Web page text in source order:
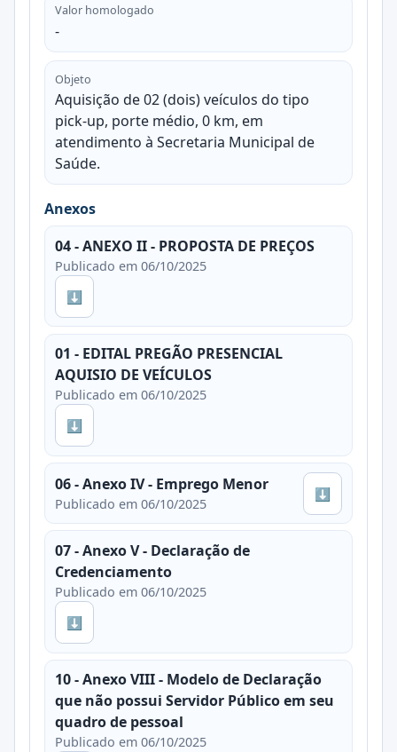
Valor homologado
-
Objeto
Aquisição de 02 (dois) veículos do tipo
pick-up, porte médio, 0 km, em
atendimento à Secretaria Municipal de
Saúde.
Anexos
04 - ANEXO II - PROPOSTA DE PREÇOS
Publicado em 06/10/2025
⬇
01 - EDITAL PREGÃO PRESENCIAL
AQUISIO DE VEÍCULOS
Publicado em 06/10/2025
⬇
06 - Anexo IV - Emprego Menor
Publicado em 06/10/2025
⬇
07 - Anexo V - Declaração de
Credenciamento
Publicado em 06/10/2025
⬇
10 - Anexo VIII - Modelo de Declaração
que não possui Servidor Público em seu
quadro de pessoal
Publicado em 06/10/2025